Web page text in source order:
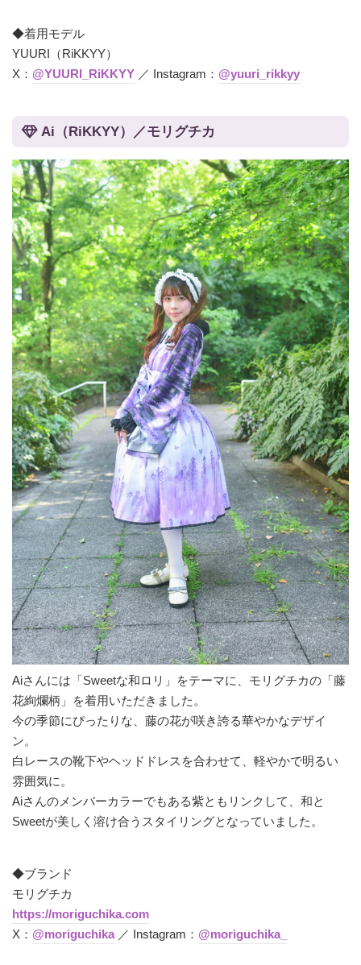
◆着用モデル
YUURI（RiKKYY）
X： @YUURI_RiKKYY ／ Instagram： @yuuri_rikkyy
Ai（RiKKYY）／モリグチカ
Aiさんには「Sweetな和ロリ」をテーマに、モリグチカの「藤
花絢爛柄」を着用いただきました。
今の季節にぴったりな、藤の花が咲き誇る華やかなデザイ
ン。
白レースの靴下やヘッドドレスを合わせて、軽やかで明るい
雰囲気に。
Aiさんのメンバーカラーでもある紫ともリンクして、和と
Sweetが美しく溶け合うスタイリングとなっていました。
◆ブランド
モリグチカ
https://moriguchika.com
X： @moriguchika／ Instagram： @moriguchika_